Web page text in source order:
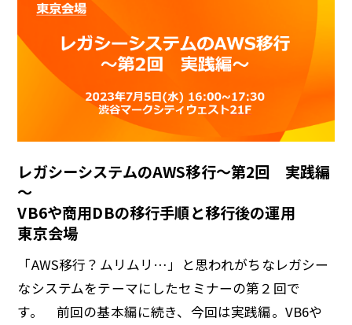
レガシーシステムのAWS移行～第2回 実践編
～
VB6や商用DBの移行手順と移行後の運用
東京会場
「AWS移行？ムリムリ…」と思われがちなレガシー
なシステムをテーマにしたセミナーの第２回で
す。 前回の基本編に続き、今回は実践編。VB6や